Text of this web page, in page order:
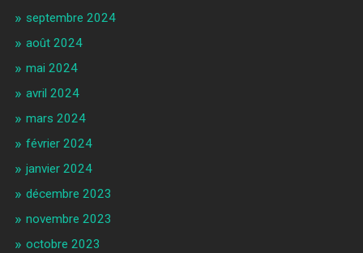
septembre 2024
août 2024
mai 2024
avril 2024
mars 2024
février 2024
janvier 2024
décembre 2023
novembre 2023
octobre 2023